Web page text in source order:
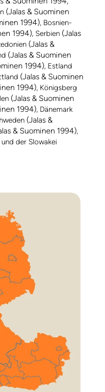
(Jalas & Suominen
1994), Bosnien-
1994), Serbien (Jalas
(Jalas &
(Jalas & Suominen
1994), Estland
(Jalas & Suominen
1994), Königsberg
(Jalas & Suominen
1994), Dänemark
(Jalas &
& Suominen 1994),
und der Slowakei